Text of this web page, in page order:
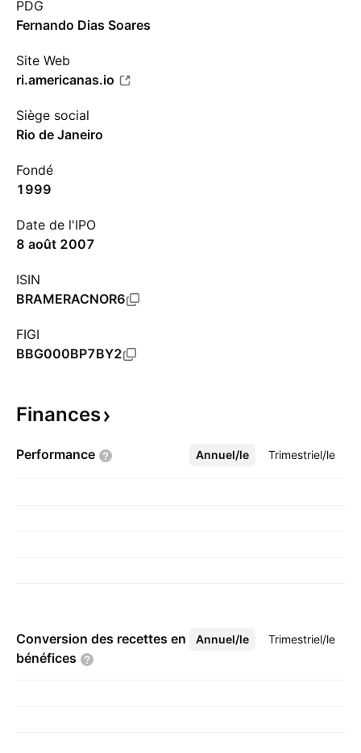
PDG
Fernando Dias Soares
Site Web
ri.americanas.io
Siège social
Rio de Janeiro
Fondé
1999
Date de l'IPO
8 août 2007
ISIN
BRAMERACNOR6
FIGI
BBG000BP7BY2
Finances
Performance Annuel/le Trimestriel/le
Plus
Conversion des recettes en
bénéfices
Annuel/le Trimestriel/le
Plus